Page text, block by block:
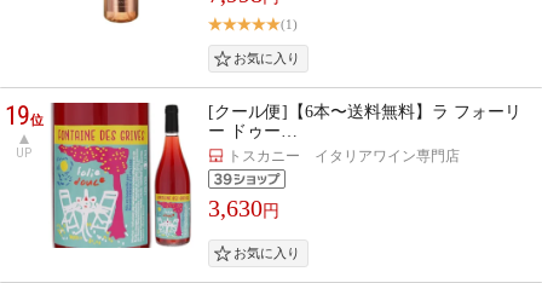
(1)
19位
UP
[クール便]【6本〜送料無料】ラ フォーリ
ー ドゥー…
トスカニー イタリアワイン専門店
3,630円